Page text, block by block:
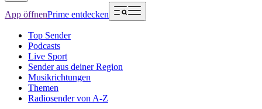
App öffnenPrime entdecken
Top Sender
Podcasts
Live Sport
Sender aus deiner Region
Musikrichtungen
Themen
Radiosender von A-Z